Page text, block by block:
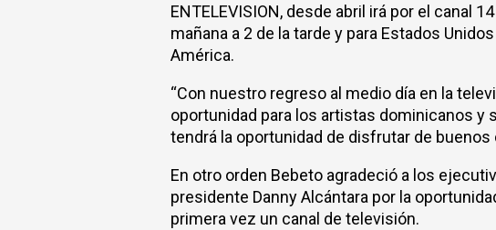
ENTELEVISION, desde abril irá por el canal
mañana a 2 de la tarde y para Estados
América.
“Con nuestro regreso al medio día en la
oportunidad para los artistas dominicanos y
tendrá la oportunidad de disfrutar de
En otro orden Bebeto agradeció a los
presidente Danny Alcántara por la
primera vez un canal de televisión.